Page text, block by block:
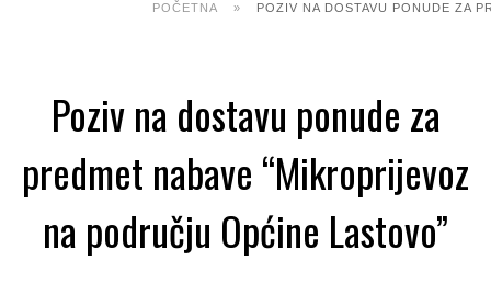
POČETNA » POZIV NA DOSTAVU PONUDE ZA
Poziv na dostavu ponude za
predmet nabave “Mikroprijevoz
na području Općine Lastovo”